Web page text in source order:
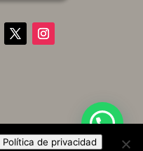
Política de privacidad